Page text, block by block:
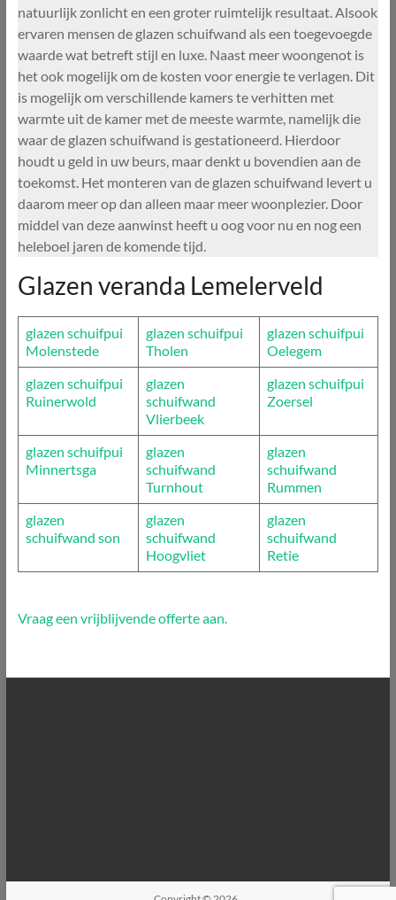
natuurlijk zonlicht en een groter ruimtelijk resultaat. Alsook
ervaren mensen de glazen schuifwand als een toegevoegde
waarde wat betreft stijl en luxe. Naast meer woongenot is
het ook mogelijk om de kosten voor energie te verlagen. Dit
is mogelijk om verschillende kamers te verhitten met
warmte uit de kamer met de meeste warmte, namelijk die
waar de glazen schuifwand is gestationeerd. Hierdoor
houdt u geld in uw beurs, maar denkt u bovendien aan de
toekomst. Het monteren van de glazen schuifwand levert u
daarom meer op dan alleen maar meer woonplezier. Door
middel van deze aanwinst heeft u oog voor nu en nog een
heleboel jaren de komende tijd.
Glazen veranda Lemelerveld
glazen schuifpui
Molenstede
glazen schuifpui
Tholen
glazen schuifpui
Oelegem
glazen schuifpui
Ruinerwold
glazen
schuifwand
Vlierbeek
glazen schuifpui
Zoersel
glazen schuifpui
Minnertsga
glazen
schuifwand
Turnhout
glazen
schuifwand
Rummen
glazen
schuifwand son
glazen
schuifwand
Hoogvliet
glazen
schuifwand
Retie
Vraag een vrijblijvende offerte aan.